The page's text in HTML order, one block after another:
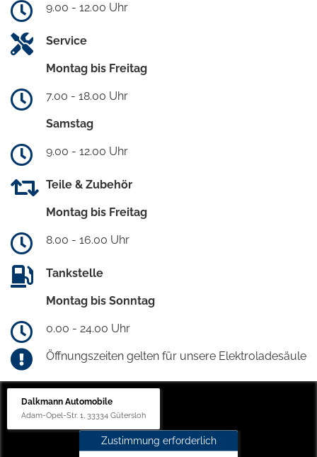
9.00 - 12.00 Uhr
Service
Montag bis Freitag
7.00 - 18.00 Uhr
Samstag
9.00 - 12.00 Uhr
Teile & Zubehör
Montag bis Freitag
8.00 - 16.00 Uhr
Tankstelle
Montag bis Sonntag
0.00 - 24.00 Uhr
Öffnungszeiten gelten für unsere Elektroladesäule
Dalkmann Automobile
Adam-Opel-Str. 1, 33334 Gütersloh
Zustimmung erforderlich